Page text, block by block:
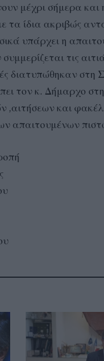
μέχρι σήμερα
τα ίδια ακριβώς
υπάρχει η
τις
διατυπώθηκαν
τον κ. Δήμαρχο
,αιτήσεων και
απαιτουμένων